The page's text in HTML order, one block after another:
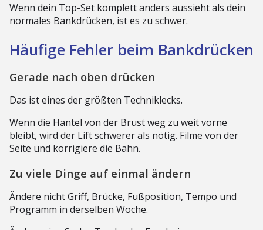
Wenn dein Top-Set komplett anders aussieht als dein
normales Bankdrücken, ist es zu schwer.
Häufige Fehler beim Bankdrücken
Gerade nach oben drücken
Das ist eines der größten Techniklecks.
Wenn die Hantel von der Brust weg zu weit vorne
bleibt, wird der Lift schwerer als nötig. Filme von der
Seite und korrigiere die Bahn.
Zu viele Dinge auf einmal ändern
Ändere nicht Griff, Brücke, Fußposition, Tempo und
Programm in derselben Woche.